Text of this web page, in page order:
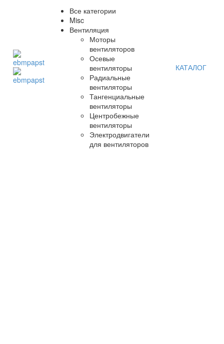
Все категории
Misc
Вентиляция
Моторы
вентиляторов
Осевые
вентиляторы
Радиальные
вентиляторы
Тангенциальные
вентиляторы
Центробежные
вентиляторы
Электродвигатели
для вентиляторов
КАТАЛОГ